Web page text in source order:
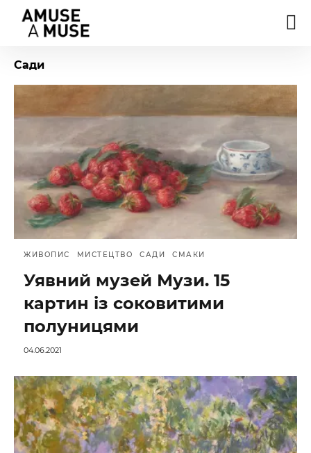
Сади
ЖИВОПИС МИСТЕЦТВО САДИ СМАКИ
Уявний музей Музи. 15
картин із соковитими
полуницями
04.06.2021